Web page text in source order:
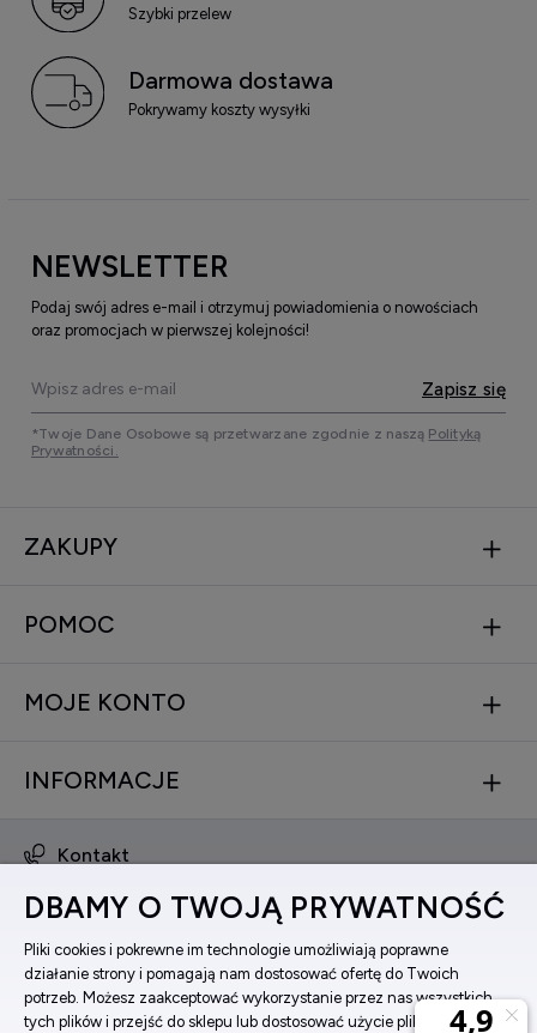
Szybki przelew
Darmowa dostawa
Pokrywamy koszty wysyłki
NEWSLETTER
Podaj swój adres e-mail i otrzymuj powiadomienia o nowościach
oraz promocjach w pierwszej kolejności!
Zapisz się
*Twoje Dane Osobowe są przetwarzane zgodnie z naszą Polityką
Prywatności.
ZAKUPY
POMOC
MOJE KONTO
INFORMACJE
Kontakt
ul. Bema 5, 33-100 Tarnów, woj. małopolskie
Facebook
Instagram
DBAMY O TWOJĄ PRYWATNOŚĆ
Pliki cookies i pokrewne im technologie umożliwiają poprawne
działanie strony i pomagają nam dostosować ofertę do Twoich
potrzeb. Możesz zaakceptować wykorzystanie przez nas wszystkich
tych plików i przejść do sklepu lub dostosować użycie plików do